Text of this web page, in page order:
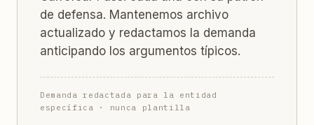
de defensa. Mantenemos archivo
actualizado y redactamos la demanda
anticipando los argumentos típicos.
Demanda redactada para la entidad
específica · nunca plantilla